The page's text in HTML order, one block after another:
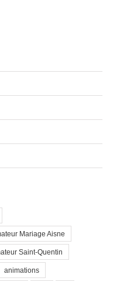
Mariage Aisne
Saint-Quentin
animations